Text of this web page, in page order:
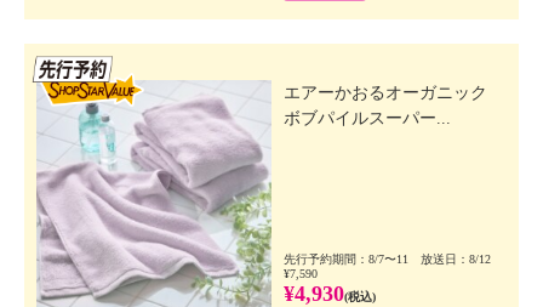
エアーかおるオーガニック
ボブパイルスーパー...
先行予約期間：8/7〜11 放送日：8/12
¥7,590
¥4,930(税込)